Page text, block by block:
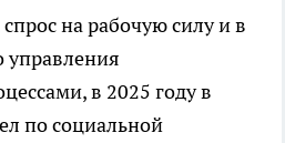
на рабочую силу и в
управления
в 2025 году в
по социальной